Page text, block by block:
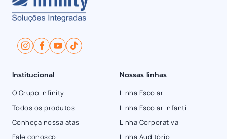
Institucional
O Grupo Infinity
Todos os produtos
Conheça nossa atas
Fale conosco
Nossas linhas
Linha Escolar
Linha Escolar Infantil
Linha Corporativa
Linha Auditório